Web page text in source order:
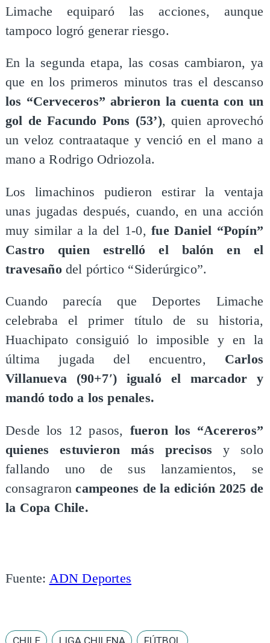
Limache equiparó las acciones, aunque
tampoco logró generar riesgo.
En la segunda etapa, las cosas cambiaron, ya
que en los primeros minutos tras el descanso
los “Cerveceros” abrieron la cuenta con un
gol de Facundo Pons (53’), quien aprovechó
un veloz contraataque y venció en el mano a
mano a Rodrigo Odriozola.
Los limachinos pudieron estirar la ventaja
unas jugadas después, cuando, en una acción
muy similar a la del 1-0,fue Daniel “Popín”
Castro quien estrelló el balón en el
travesañodel pórtico “Siderúrgico”.
Cuando parecía que Deportes Limache
celebraba el primer título de su historia,
Huachipato consiguió lo imposible y en la
última jugada del encuentro, Carlos
Villanueva (90+7′) igualó el marcador y
mandó todo a los penales.
Desde los 12 pasos, fueron los “Acereros”
quienes estuvieron más precisos y solo
fallando uno de sus lanzamientos, se
consagraroncampeones de la edición 2025 de
la Copa Chile.
Fuente: ADN Deportes